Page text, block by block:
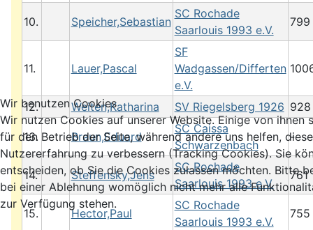
10. Speicher,Sebastian
SC Rochade
Saarlouis 1993 e.V.
799
11. Lauer,Pascal
SF
Wadgassen/Differten
e.V.
12. Weiten,Katharina SV Riegelsberg 1926 928
13. Braun,Eduard
SC Caissa
Schwarzenbach
-
14. Steffensky,Jens
SC Rochade
Saarlouis 1993 e.V.
761
15. Hector,Paul
SC Rochade
Saarlouis 1993 e.V.
755
Wir benutzen Cookies
Wir nutzen Cookies auf unserer Website. Einige von ihnen
für den Betrieb der Seite, während andere uns helfen,
Nutzererfahrung zu verbessern (Tracking Cookies). Sie
entscheiden, ob Sie die Cookies zulassen möchten. Bitte
bei einer Ablehnung womöglich nicht mehr alle
zur Verfügung stehen.